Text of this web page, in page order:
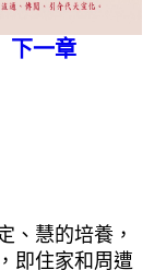
下一章
、慧的培養，
即住家和周遭